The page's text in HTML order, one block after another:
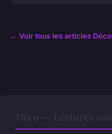
← Voir tous les articles Déco